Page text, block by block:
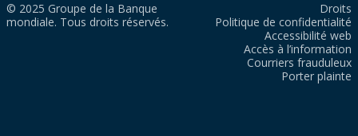
© 2025 Groupe de la Banque
mondiale. Tous droits réservés.
Droits
Politique de confidentialité
Accessibilité web
Accès à l’information
Courriers frauduleux
Porter plainte